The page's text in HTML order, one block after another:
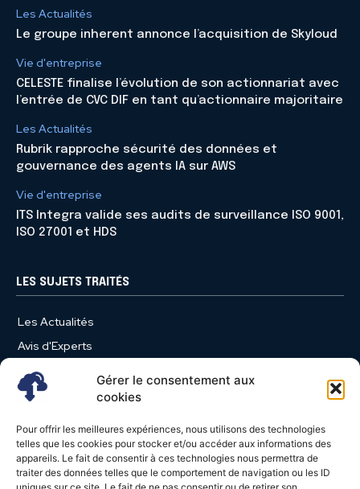
Gérer le consentement aux
cookies
Pour offrir les meilleures expériences, nous utilisons des technologies
telles que les cookies pour stocker et/ou accéder aux informations des
appareils. Le fait de consentir à ces technologies nous permettra de
traiter des données telles que le comportement de navigation ou les ID
Les Actualités
Le groupe inherent annonce l’acquisition de Skyloud
Vie d'entreprise
CELESTE finalise l’évolution de son actionnariat avec
l’entrée de CVC DIF en tant qu’actionnaire majoritaire
Les Actualités
Rubrik rapproche sécurité des données et
gouvernance des agents IA sur AWS
Vie d'entreprise
ITS Integra valide ses audits de surveillance ISO 9001,
ISO 27001 et HDS
LES SUJETS TRAITÉS
Les Actualités
Avis d'Experts
Produits et Services
Vie d'entreprise
Nominations
Études